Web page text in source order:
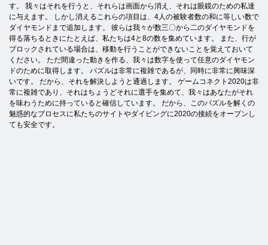
す。 我々はそれを行うと、それらは画面から消え、それは眼鏡のための私達
に与えます。 しかし消えるこれらの項目は、4人の被験者数の和に等しい数で
ダイヤモンドまで追加します。 彼らは我々が数三〇から二のダイヤモンドを
得る落ちるときにたとえば、私たちは4と8の数を集めています。 また、行が
ブロックされている場合は、移動を行うことができないことを覚えておいて
ください。 ただ間違った動きを作る、我々は数字を使って任意のダイヤモン
ドのために取得します。 パズルは非常に複雑であるが、同時に非常に興味深
いです。 だから、それを解決しようと通過します。 ゲームコネクト2020は非
常に複雑であり、それはちょうどそれに選手を集めて、我々はあなたがそれ
を味わうために持っていると確信しています。 だから、このパズルを解くの
魅惑的なプロセスに私たちのサイトやダイビングに2020の接続をオープンし
ても安全です。